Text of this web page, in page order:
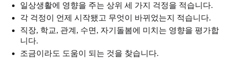
일상생활에 영향을 주는 상위 세 가지 걱정을 적습니다.
각 걱정이 언제 시작됐고 무엇이 바뀌었는지 적습니다.
직장, 학교, 관계, 수면, 자기돌봄에 미치는 영향을 평가합
니다.
조금이라도 도움이 되는 것을 찾습니다.